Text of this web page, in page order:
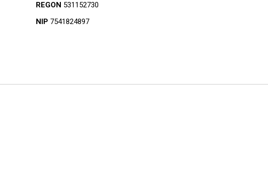
REGON 531152730
NIP 7541824897